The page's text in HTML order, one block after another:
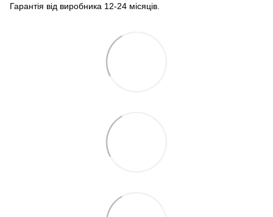
Гарантія від виробника 12-24 місяців.